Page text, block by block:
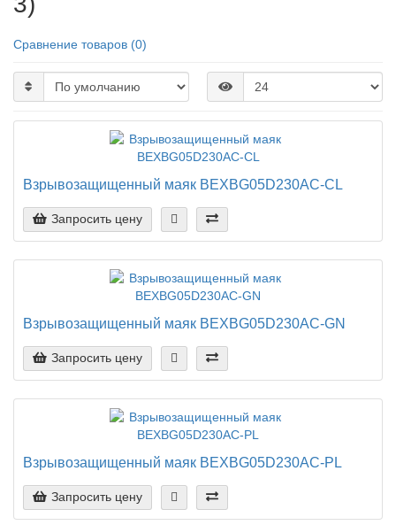
Сравнение товаров (0)
Взрывозащищенный маяк BEXBG05D230AC-CL
Запросить цену
Взрывозащищенный маяк BEXBG05D230AC-GN
Запросить цену
Взрывозащищенный маяк BEXBG05D230AC-PL
Запросить цену